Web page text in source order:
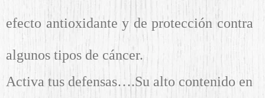
efecto antioxidante y de protección contra
algunos tipos de cáncer.
Activa tus defensas….Su alto contenido en